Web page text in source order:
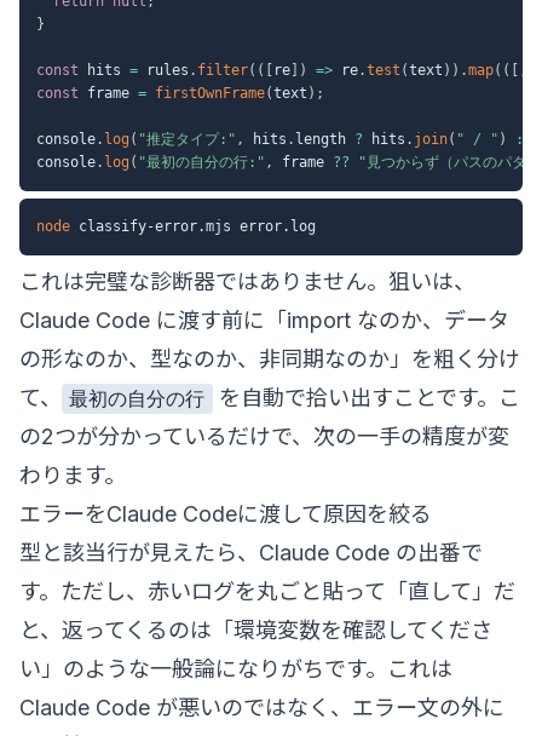
}
const hits = rules . filter( ( re ) => re.test (text ) ) .map( ( ,
const frame = firstOwnFrame(text ) ;
console. log ( "推定タイプ:" , hits . length ? hits . join( " / " ) :
console. log ( "最初の自分の行:" , frame ?? "見つからず（パスのパタ
node
これは完璧な診断器ではありません。狙いは、
Claude Code に渡す前に「import なのか、データ
の形なのか、型なのか、非同期なのか」を粗く分け
て、
最初の自分の行
を自動で拾い出すことです。こ
の2つが分かっているだけで、次の一手の精度が変
わります。
エラーをClaude Codeに渡して原因を絞る
型と該当行が見えたら、Claude Code の出番で
す。ただし、赤いログを丸ごと貼って「直して」だ
と、返ってくるのは「環境変数を確認してくださ
い」のような一般論になりがちです。これは
Claude Code が悪いのではなく、エラー文の外に